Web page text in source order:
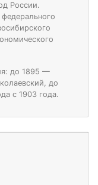
России.
до 1895 —
до
с 1903 года.